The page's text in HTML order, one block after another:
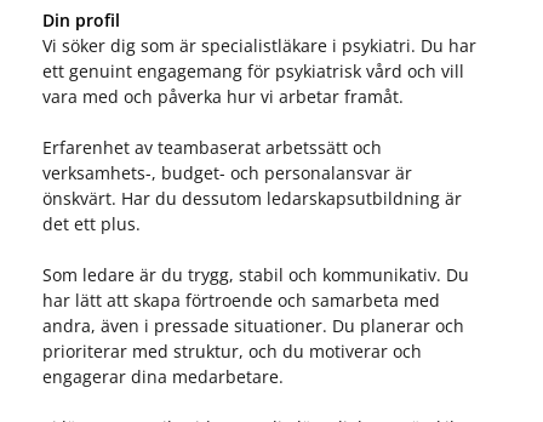
Din profil
Vi söker dig som är specialistläkare i psykiatri. Du har
ett genuint engagemang för psykiatrisk vård och vill
vara med och påverka hur vi arbetar framåt.
Erfarenhet av teambaserat arbetssätt och
verksamhets-, budget- och personalansvar är
önskvärt. Har du dessutom ledarskapsutbildning är
det ett plus.
Som ledare är du trygg, stabil och kommunikativ. Du
har lätt att skapa förtroende och samarbeta med
andra, även i pressade situationer. Du planerar och
prioriterar med struktur, och du motiverar och
engagerar dina medarbetare.